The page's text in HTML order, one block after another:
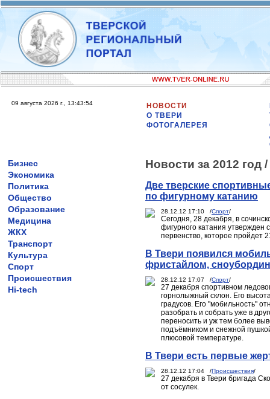
09 августа 2026 г., 13:43:54
НОВОСТИ
О ТВЕРИ
ФОТОГАЛЕРЕЯ
Бизнес
Экономика
Политика
Общество
Образование
Медицина
ЖКХ
Транспорт
Культура
Спорт
Происшествия
Hi-tech
Новости за 2012 год /
Две тверские
по фигурному катанию
28.12.12 17:10 /Спорт/
Сегодня, 28 декабря, в
фигурного катания утвержден
первенство, которое пройдет
В Твери появился
фристайлом,
28.12.12 17:07 /Спорт/
27 декабря спортивном
горнолыжный склон. Его
градусов. Его "мобильность"
разобрать и собрать уже в
переносить и уж тем более
подъёмником и снежной
плюсовой температуре.
В Твери есть первые
28.12.12 17:04 /Происшествия/
27 декабря в Твери бригада
от сосулек.